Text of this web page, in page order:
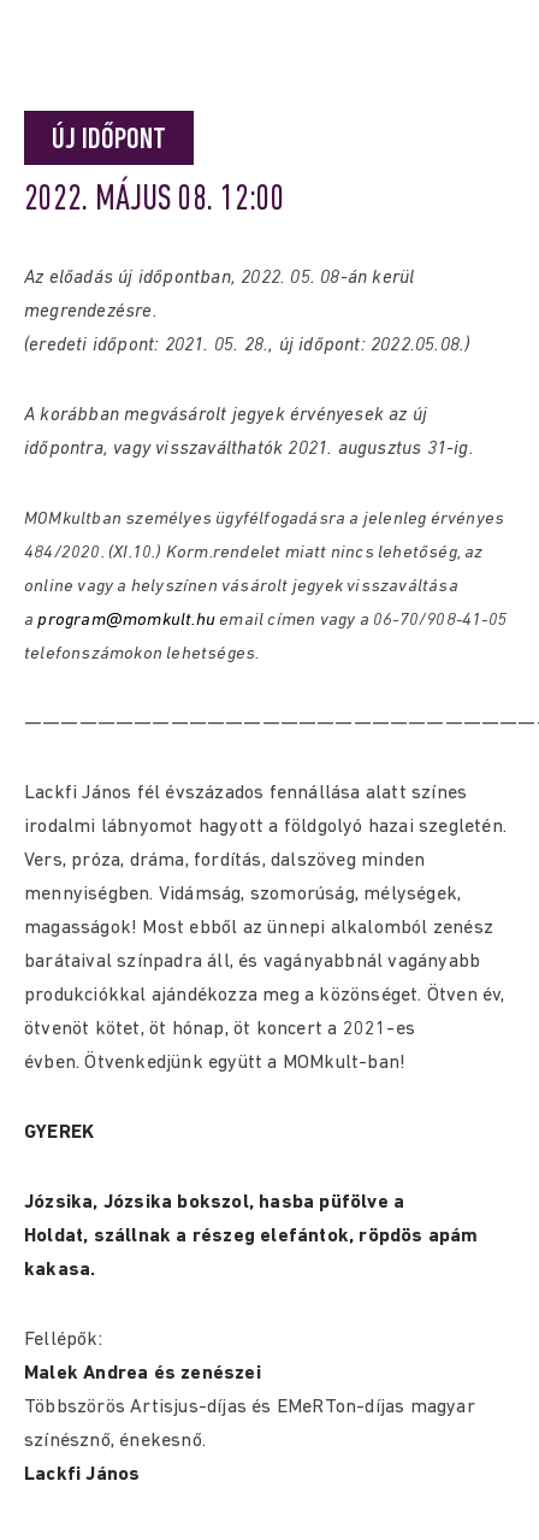
ÚJ IDŐPONT
2022. MÁJUS 08. 12:00
Az előadás új időpontban, 2022. 05. 08-án kerül
megrendezésre.
(eredeti időpont: 2021. 05. 28., új időpont: 2022.05.08.)
A korábban megvásárolt jegyek érvényesek az új
időpontra, vagy visszaválthatók 2021. augusztus 31-ig.
MOMkultban személyes ügyfélfogadásra a jelenleg érvényes
484/2020. (XI.10.) Korm.rendelet miatt nincs lehetőség, az
online vagy a helyszínen vásárolt jegyek visszaváltása
aprogram@momkult.hu email címen vagy a 06-70/908-41-05
telefonszámokon lehetséges.
Lackfi János fél évszázados fennállása alatt színes
irodalmi lábnyomot hagyott a földgolyó hazai szegletén.
Vers, próza, dráma, fordítás, dalszöveg minden
mennyiségben. Vidámság, szomorúság, mélységek,
magasságok! Most ebből az ünnepi alkalomból zenész
barátaival színpadra áll, és vagányabbnál vagányabb
produkciókkal ajándékozza meg a közönséget. Ötven év,
ötvenöt kötet, öt hónap, öt koncert a 2021-es
évben. Ötvenkedjünk együtt a MOMkult-ban!
GYEREK
Józsika, Józsika bokszol, hasba püfölve a
Holdat, szállnak a részeg elefántok, röpdös apám
kakasa.
Fellépők:
Malek Andrea és zenészei
Többszörös Artisjus-díjas és EMeRTon-díjas magyar
színésznő, énekesnő.
Lackfi János